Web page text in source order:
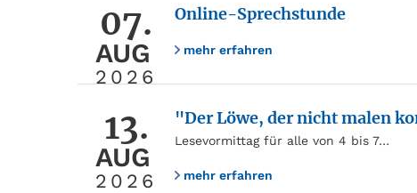
07.
AUG
2026
Online-Sprechstunde
mehr erfahren
13.
AUG
2026
"Der Löwe, der nicht malen
Lesevormittag für alle von 4 bis 7…
mehr erfahren